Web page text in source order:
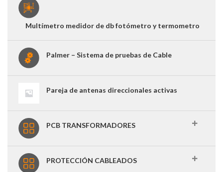
Multímetro medidor de db fotómetro y termometro
Palmer – Sistema de pruebas de Cable
Pareja de antenas direccionales activas
PCB TRANSFORMADORES
PROTECCIÓN CABLEADOS